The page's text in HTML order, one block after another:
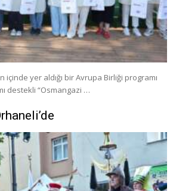
içinde yer aldığı bir Avrupa Birliği programı
destekli “Osmangazi …